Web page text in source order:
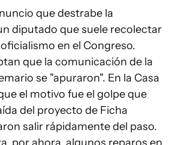
que destrabe la
diputado que suele recolectar
en el Congreso.
que la comunicación de la
se "apuraron". En la Casa
el motivo fue el golpe que
del proyecto de Ficha
salir rápidamente del paso.